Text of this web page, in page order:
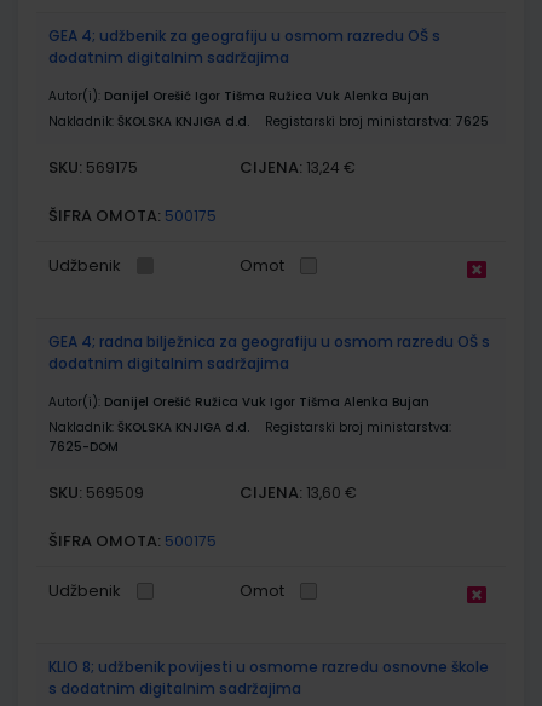
GEA 4; udžbenik za geografiju u osmom razredu OŠ s
dodatnim digitalnim sadržajima
Autor(i): Danijel Orešić Igor Tišma Ružica Vuk Alenka Bujan
Nakladnik: ŠKOLSKA KNJIGA d.d. Registarski broj ministarstva: 7625
SKU: 569175 CIJENA: 13,24 €
ŠIFRA OMOTA: 500175
Udžbenik Omot
GEA 4; radna bilježnica za geografiju u osmom razredu OŠ s
dodatnim digitalnim sadržajima
Autor(i): Danijel Orešić Ružica Vuk Igor Tišma Alenka Bujan
Nakladnik: ŠKOLSKA KNJIGA d.d.
Registarski broj ministarstva:
7625-DOM
SKU: 569509 CIJENA: 13,60 €
ŠIFRA OMOTA: 500175
Udžbenik Omot
KLIO 8; udžbenik povijesti u osmome razredu osnovne škole
s dodatnim digitalnim sadržajima